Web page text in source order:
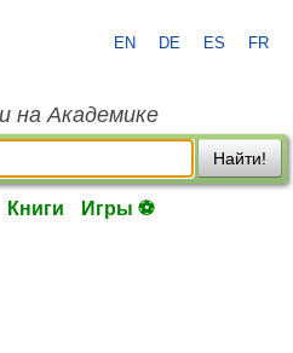
EN DE ES FR
на Академике
Найти!
Книги Игры ⚽